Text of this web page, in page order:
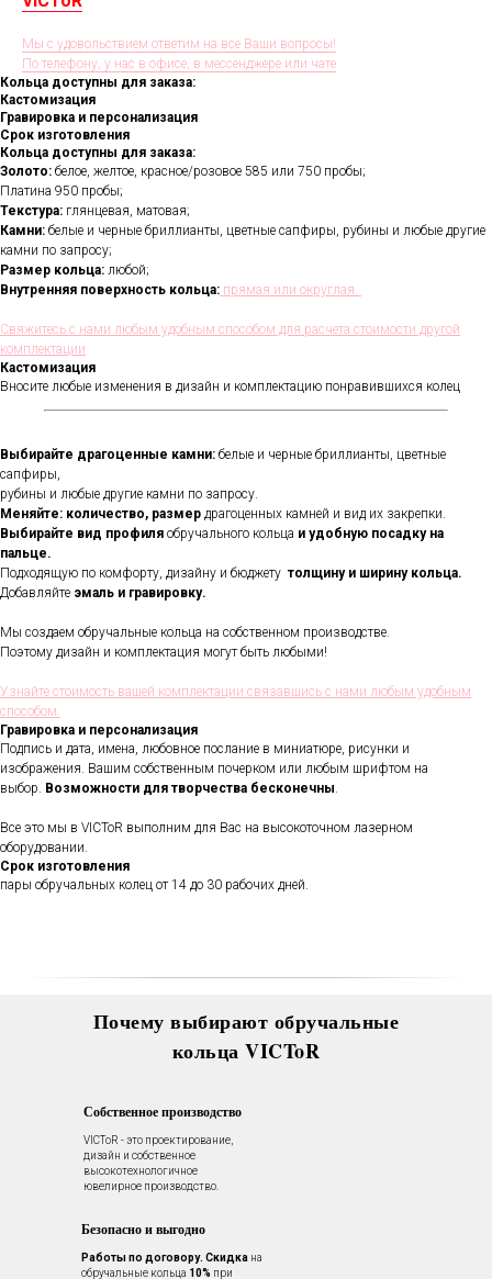
Мы с удовольствием ответим на все Ваши вопросы!
По телефону, у нас в офисе, в мессенджере или чате
Кольца доступны для заказа:
Кастомизация
Гравировка и персонализация
Срок изготовления
Кольца доступны для заказа:
Золото: белое, желтое, красное/розовое 585 или 750 пробы;
Платина 950 пробы;
Текстура: глянцевая, матовая;
Камни: белые и черные бриллианты, цветные сапфиры, рубины и любые другие
камни по запросу;
Размер кольца: любой;
Внутренняя поверхность кольца: прямая или округлая.
Свяжитесь с нами любым удобным способом для расчета стоимости другой
комплектации
Кастомизация
Вносите любые изменения в дизайн и комплектацию понравившихся колец
Выбирайте драгоценные камни: белые и черные бриллианты, цветные
сапфиры,
рубины и любые другие камни по запросу.
Меняйте: количество, размер драгоценных камней и вид их закрепки.
Выбирайте вид профиля обручального кольца и удобную посадку на
пальце.
Подходящую по комфорту, дизайну и бюджету толщину и ширину кольца.
Добавляйте эмаль и гравировку.
Мы создаем обручальные кольца на собственном производстве.
Поэтому дизайн и комплектация могут быть любыми!
Узнайте стоимость вашей комплектации связавшись с нами любым удобным
способом
Гравировка и персонализация
Подпись и дата, имена, любовное послание в миниатюре, рисунки и
изображения. Вашим собственным почерком или любым шрифтом на
выбор. Возможности для творчества бесконечны.
Все это мы в VICToR выполним для Вас на высокоточном лазерном
оборудовании.
Срок изготовления
пары обручальных колец от 14 до 30 рабочих дней.
VICToR - это проектирование,
дизайн и собственное
высокотехнологичное
ювелирное производство.
Работы по договору. Скидка на
обручальные кольца 10% при
Собственное производство
Безопасно и выгодно
Почему выбирают обручальные
кольца VICToR
В течении всего срока службы
обручальных колец, мы будем
Проверка закрепки камней,
Все это всегда доступно для